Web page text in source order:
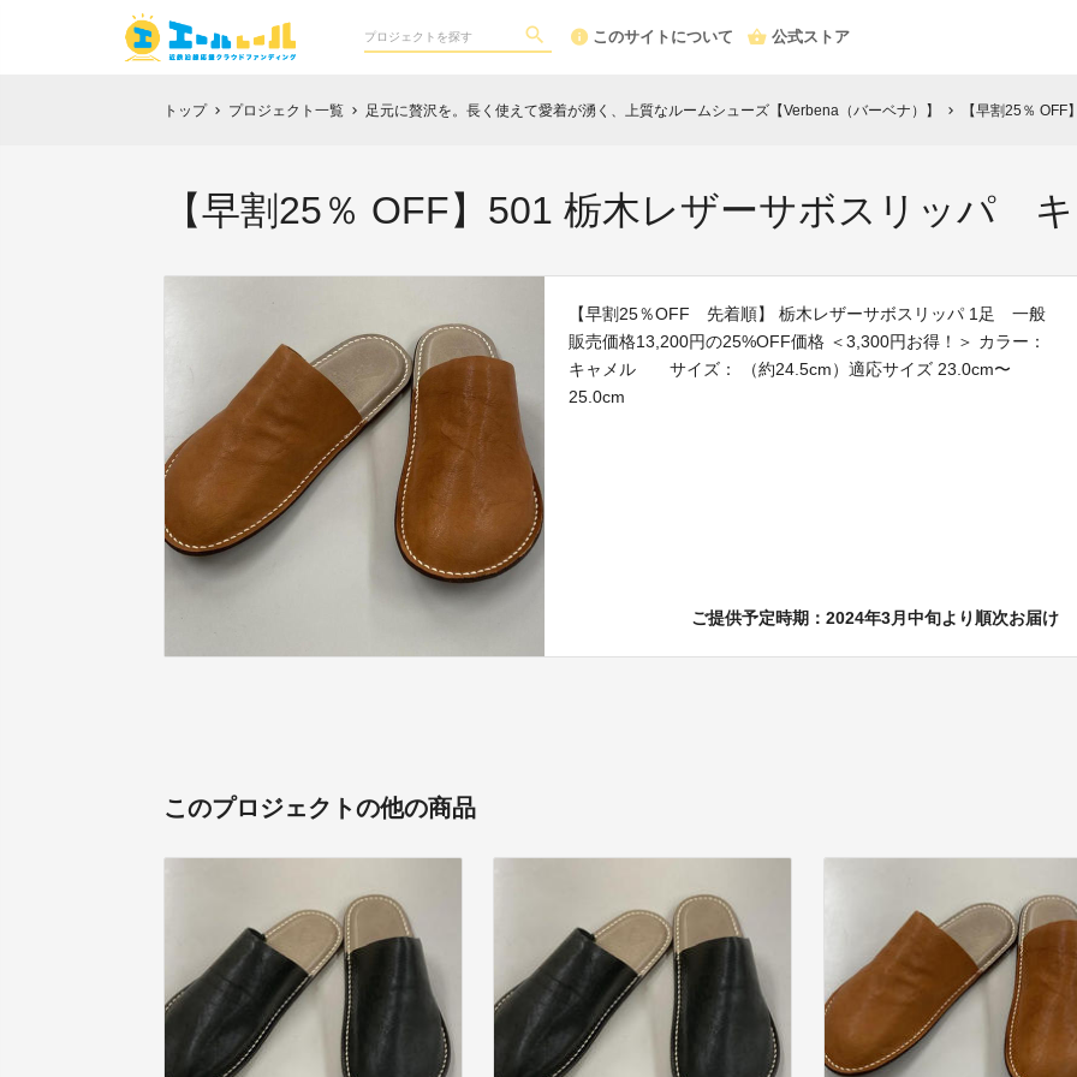
このサイトについて 公式ストア
トップ chevron_right プロジェクト一覧 chevron_right 足元に贅沢を。長く使えて愛着が湧く、上質なルームシューズ【Verbena（バーベナ）】 chevron_right 【早割25％
【早割25％ OFF】501 栃木レザーサボスリッパ
【早割25％OFF 先着順】 栃木レザーサボスリッパ 1足 一般
販売価格13,200円の25%OFF価格 ＜3,300円お得！＞ カラー：
キャメル サイズ： （約24.5cm）適応サイズ 23.0cm〜
25.0cm
ご提供予定時期：2024年3月中旬より順次お届け
このプロジェクトの他の商品